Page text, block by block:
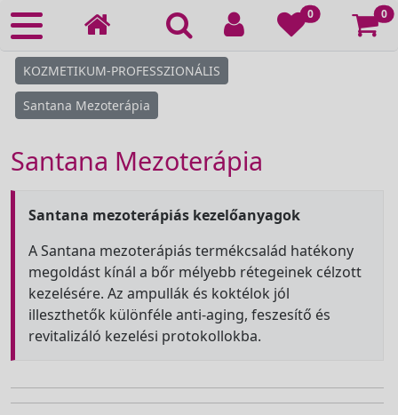
0 0
KOZMETIKUM-PROFESSZIONÁLIS
Santana Mezoterápia
Santana Mezoterápia
Santana mezoterápiás kezelőanyagok
A Santana mezoterápiás termékcsalád hatékony
megoldást kínál a bőr mélyebb rétegeinek célzott
kezelésére. Az ampullák és koktélok jól
illeszthetők különféle anti-aging, feszesítő és
revitalizáló kezelési protokollokba.